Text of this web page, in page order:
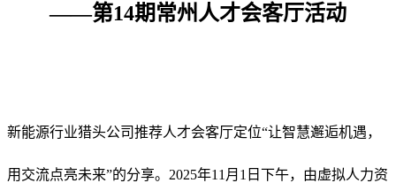
——第14期常州人才会客厅活动
新能源行业猎头公司推荐人才会客厅定位“让智慧邂逅机遇，
用交流点亮未来”的分享。 2025年11月1日下午， 由虚拟人力资